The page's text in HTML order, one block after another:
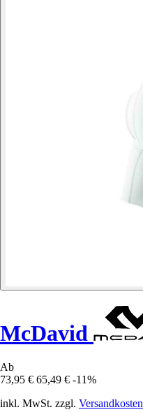
McDavid
Ab
73,95 € 65,49 € -11%
inkl. MwSt. zzgl. Versandkosten